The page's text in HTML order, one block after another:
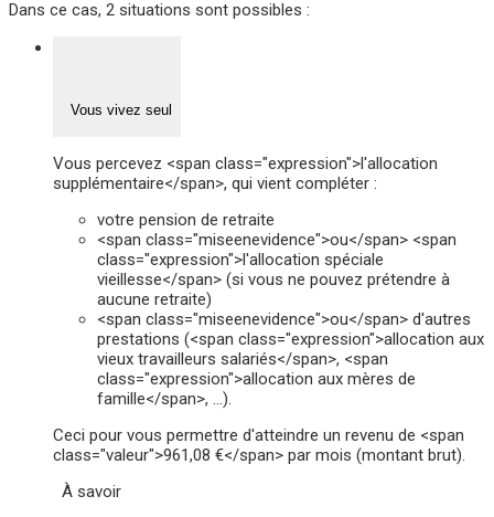
Dans ce cas, 2 situations sont possibles :
Vous vivez seul
Vous percevez <span class="expression">l'allocation
supplémentaire</span>, qui vient compléter :
votre pension de retraite
<span class="miseenevidence">ou</span> <span
class="expression">l'allocation spéciale
vieillesse</span> (si vous ne pouvez prétendre à
aucune retraite)
<span class="miseenevidence">ou</span> d'autres
prestations (<span class="expression">allocation aux
vieux travailleurs salariés</span>, <span
class="expression">allocation aux mères de
famille</span>, …).
Ceci pour vous permettre d'atteindre un revenu de <span
class="valeur">961,08 €</span> par mois (montant brut).
À savoir